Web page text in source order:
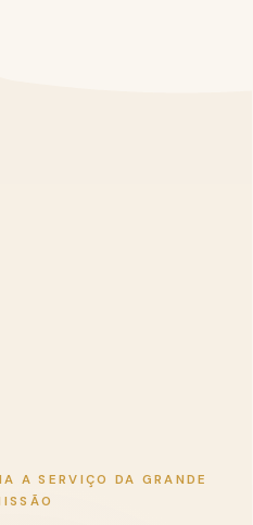
A SERVIÇO DA GRANDE